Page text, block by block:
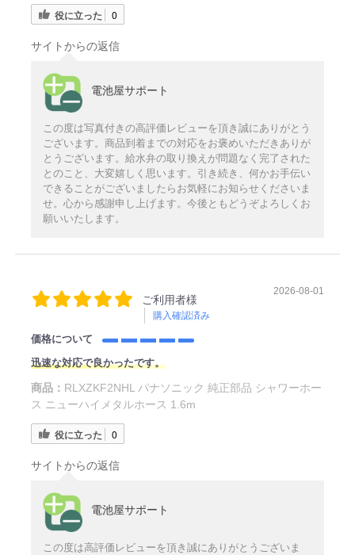
役に立った 0
サイトからの返信
電池屋サポート
この度は写真付きの高評価レビューを頂き誠にありがとう
ございます。商品到着までの対応をお褒めいただきありが
とうございます。給水弁の取り換えが問題なく完了された
とのこと、大変嬉しく思います。引き続き、何かお手伝い
できることがございましたらお気軽にお知らせくださいま
せ。心から感謝申し上げます。今後ともどうぞよろしくお
願いいたします。
ご利用者様
購入確認済み
2026-08-01
価格について
迅速な対応で良かったです。
商品： RLXZKF2NHL パナソニック 純正部品 シャワーホー
ス ニューハイメタルホース 1.6m
役に立った 0
サイトからの返信
電池屋サポート
この度は高評価レビューを頂き誠にありがとうございま